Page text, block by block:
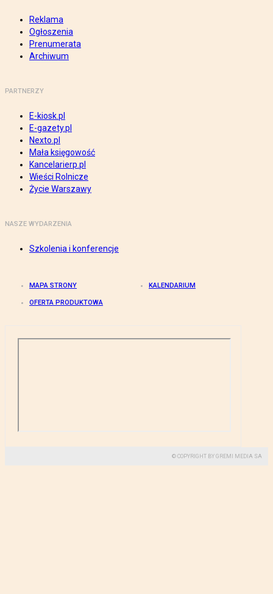
Reklama
Ogłoszenia
Prenumerata
Archiwum
PARTNERZY
E-kiosk.pl
E-gazety.pl
Nexto.pl
Mała księgowość
Kancelarierp.pl
Wieści Rolnicze
Życie Warszawy
NASZE WYDARZENIA
Szkolenia i konferencje
MAPA STRONY KALENDARIUM
OFERTA PRODUKTOWA
© COPYRIGHT BY GREMI MEDIA SA